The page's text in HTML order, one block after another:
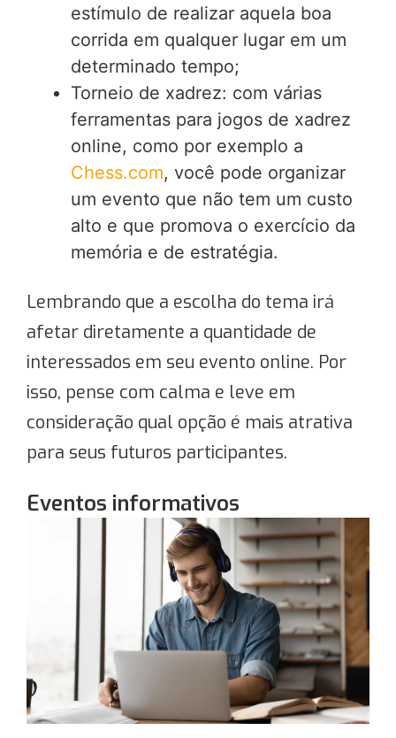
estímulo de realizar aquela boa
corrida em qualquer lugar em um
determinado tempo;
Torneio de xadrez: com várias
ferramentas para jogos de xadrez
online, como por exemplo a
Chess.com, você pode organizar
um evento que não tem um custo
alto e que promova o exercício da
memória e de estratégia.
Lembrando que a escolha do tema irá
afetar diretamente a quantidade de
interessados em seu evento online. Por
isso, pense com calma e leve em
consideração qual opção é mais atrativa
para seus futuros participantes.
Eventos informativos